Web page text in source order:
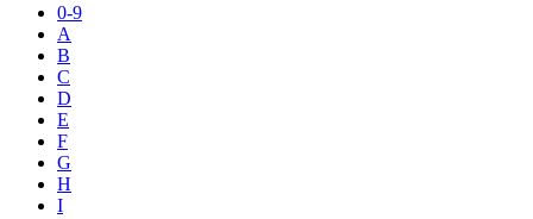
0-9
A
B
C
D
E
F
G
H
I